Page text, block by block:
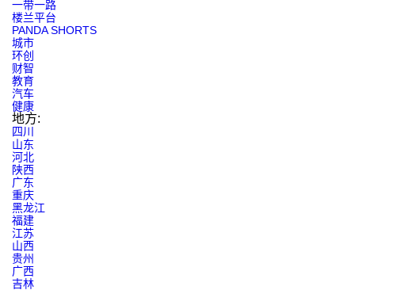
一带一路
楼兰平台
PANDA SHORTS
城市
环创
财智
教育
汽车
健康
地方:
四川
山东
河北
陕西
广东
重庆
黑龙江
福建
江苏
山西
贵州
广西
吉林